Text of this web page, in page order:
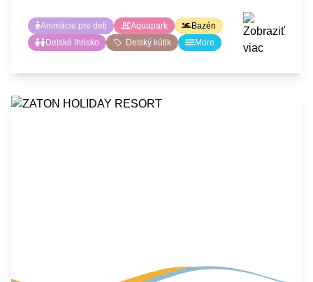
Animácie pre deti Aquapark
Bazén
Detské ihrisko
Detský kútik More